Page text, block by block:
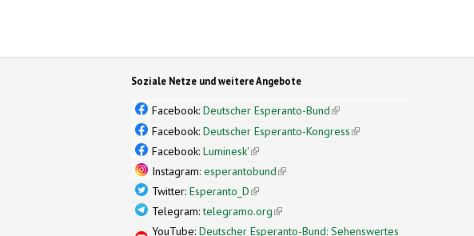
Soziale Netze und weitere Angebote
Facebook:Deutscher Esperanto-Bund(link is external)
Facebook:Deutscher Esperanto-Kongress(link is external)
Facebook:Luminesk'(link is external)
Instagram:esperantobund(link is external)
Twitter:Esperanto_D(link is external)
Telegram:telegramo.org(link is external)
YouTube:Deutscher Esperanto-Bund: Sehenswertes